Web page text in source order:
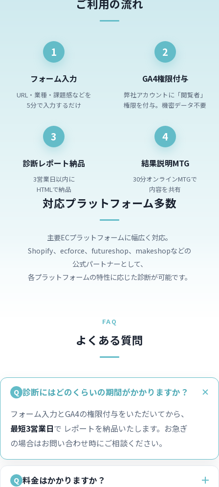
ご利用の流れ
1
フォーム入力
URL・業種・課題感などを
5分で入力するだけ
2
GA4権限付与
弊社アカウントに「閲覧者」
権限を付与。機密データ不要
3
診断レポート納品
3営業日以内に
HTMLで納品
4
結果説明MTG
30分オンラインMTGで
内容を共有
対応プラットフォーム多数
主要ECプラットフォームに幅広く対応。
Shopify、ecforce、futureshop、makeshopなどの
公式パートナーとして、
各プラットフォームの特性に応じた診断が可能です。
FAQ
よくある質問
診断にはどのくらいの期間がかかりますか？
フォーム入力とGA4の権限付与をいただいてから、
最短3営業日で レポートを納品いたします。お急ぎ
の場合はお問い合わせ時にご相談ください。
料金はかかりますか？